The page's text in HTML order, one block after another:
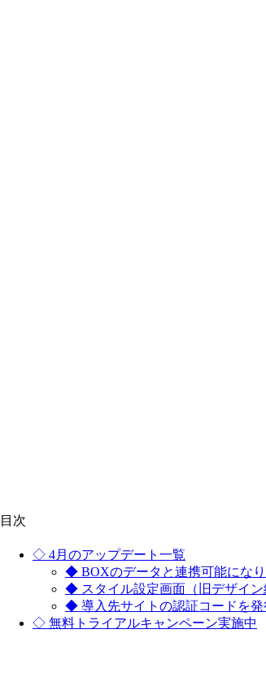
目次
◇ 4月のアップデート一覧
◆ BOXのデータと連携可能にな
◆ スタイル設定画面（旧デザイン
◆ 導入先サイトの認証コードを
◇ 無料トライアルキャンペーン実施中